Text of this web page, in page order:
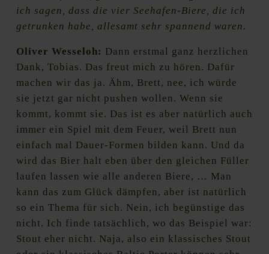
ich sagen, dass die vier Seehafen-Biere, die ich
getrunken habe, allesamt sehr spannend waren.
Oliver Wesseloh: Dann erstmal ganz herzlichen
Dank, Tobias. Das freut mich zu hören. Dafür
machen wir das ja. Ähm, Brett, nee, ich würde
sie jetzt gar nicht pushen wollen. Wenn sie
kommt, kommt sie. Das ist es aber natürlich auch
immer ein Spiel mit dem Feuer, weil Brett nun
einfach mal Dauer-Formen bilden kann. Und da
wird das Bier halt eben über den gleichen Füller
laufen lassen wie alle anderen Biere, … Man
kann das zum Glück dämpfen, aber ist natürlich
so ein Thema für sich. Nein, ich begünstige das
nicht. Ich finde tatsächlich, wo das Beispiel war:
Stout eher nicht. Naja, also ein klassisches Stout